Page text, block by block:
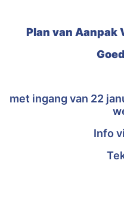
Plan van Aanpak
met ingang van 22
Info